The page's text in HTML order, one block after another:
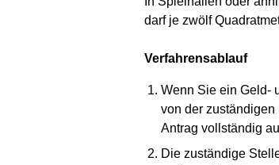
darf je zwölf
Verfahrensablauf
Wenn Sie ein Geld-
von der
Antrag vollständig
Die zuständige